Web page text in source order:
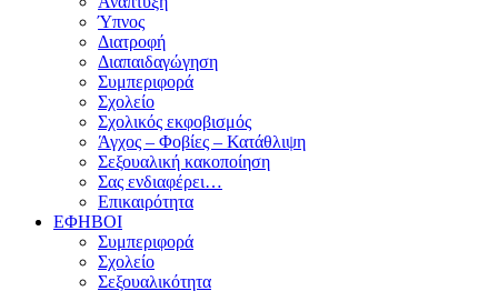
Ύπνος
Διατροφή
Διαπαιδαγώγηση
Συμπεριφορά
Σχολείο
Σχολικός εκφοβισμός
Άγχος – Φοβίες – Κατάθλιψη
Σεξουαλική κακοποίηση
Σας ενδιαφέρει…
Επικαιρότητα
ΕΦΗΒΟΙ
Συμπεριφορά
Σχολείο
Σεξουαλικότητα